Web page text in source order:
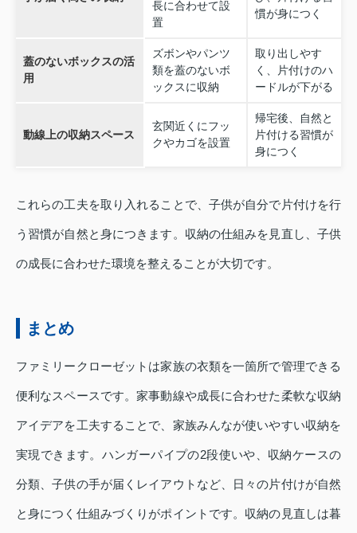
長に合わせて設
置
慣が身につく
蓋のないボックスの活
用
ズボンやパンツ
類を蓋のないボ
ックスに収納
取り出しやす
く、片付けのハ
ードルが下がる
動線上の収納スペース
玄関近くにフッ
クやカゴを設置
帰宅後、自然と
片付ける習慣が
身につく
これらの工夫を取り入れることで、子供が自分で片付けを行
う習慣が自然と身につきます。収納の仕組みを見直し、子供
の成長に合わせた環境を整えることが大切です。
まとめ
ファミリークローゼットは家族の衣類を一箇所で管理できる
便利なスペースです。家事動線や成長に合わせた柔軟な収納
アイデアを工夫することで、家族みんなが使いやすい収納を
実現できます。ハンガーパイプの2段使いや、収納ケースの
分類、子供の手が届くレイアウトなど、日々の片付けが自然
と身につく仕組みづくりがポイントです。収納の見直しは暮